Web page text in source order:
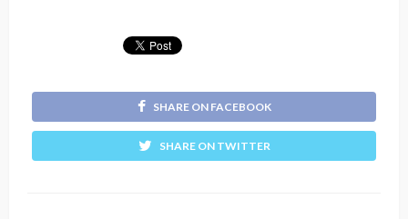
SHARE ON FACEBOOK
SHARE ON TWITTER